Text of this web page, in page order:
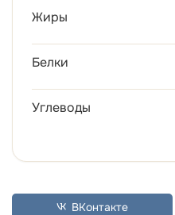
Жиры
Белки
Углеводы
ВКонтакте